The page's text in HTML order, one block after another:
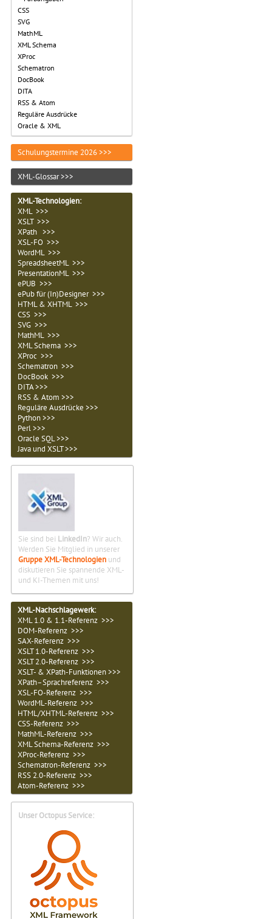
CSS
SVG
MathML
XML Schema
XProc
Schematron
DocBook
DITA
RSS & Atom
Reguläre Ausdrücke
Oracle & XML
Schulungstermine 2026 >>>
XML-Glossar >>>
XML-Technologien:
XML >>>
XSLT >>>
XPath >>>
XSL-FO >>>
WordML >>>
SpreadsheetML >>>
PresentationML >>>
ePUB >>>
ePub für (In)Designer >>>
HTML & XHTML >>>
CSS >>>
SVG >>>
MathML >>>
XML Schema >>>
XProc >>>
Schematron >>>
DocBook >>>
DITA >>>
RSS & Atom >>>
Reguläre Ausdrücke >>>
Python >>>
Perl >>>
Oracle SQL >>>
Java und XSLT >>>
Sie sind bei LinkedIn? Wir auch.
Werden Sie Mitglied in unserer
Gruppe XML-Technologien und
diskutieren Sie spannende XML-
und KI-Themen mit uns!
XML-Nachschlagewerk:
XML 1.0 & 1.1-Referenz >>>
DOM-Referenz >>>
SAX-Referenz >>>
XSLT 1.0-Referenz >>>
XSLT 2.0-Referenz >>>
XSLT- & XPath-Funktionen >>>
XPath–Sprachreferenz >>>
XSL-FO-Referenz >>>
WordML-Referenz >>>
HTML/XHTML-Referenz >>>
CSS-Referenz >>>
MathML-Referenz >>>
XML Schema-Referenz >>>
XProc-Referenz >>>
Schematron-Referenz >>>
RSS 2.0-Referenz >>>
Atom-Referenz >>>
Unser Octopus Service: